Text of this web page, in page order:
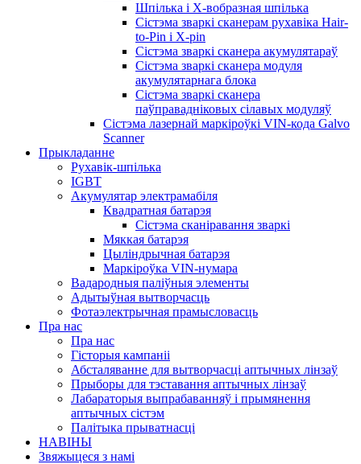
Шпілька і X-вобразная шпілька
Сістэма зваркі сканерам рухавіка Hair-
to-Pin і X-pin
Сістэма зваркі сканера акумулятараў
Сістэма зваркі сканера модуля
акумулятарнага блока
Сістэма зваркі сканера
паўправадніковых сілавых модуляў
Сістэма лазернай маркіроўкі VIN-кода Galvo
Scanner
Прыкладанне
Рухавік-шпілька
IGBT
Акумулятар электрамабіля
Квадратная батарэя
Сістэма сканіравання зваркі
Мяккая батарэя
Цыліндрычная батарэя
Маркіроўка VIN-нумара
Вадародныя паліўныя элементы
Адытыўная вытворчасць
Фотаэлектрычная прамысловасць
Пра нас
Пра нас
Гісторыя кампаніі
Абсталяванне для вытворчасці аптычных лінзаў
Прыборы для тэставання аптычных лінзаў
Лабараторыя выпрабаванняў і прымянення
аптычных сістэм
Палітыка прыватнасці
НАВІНЫ
Звяжыцеся з намі